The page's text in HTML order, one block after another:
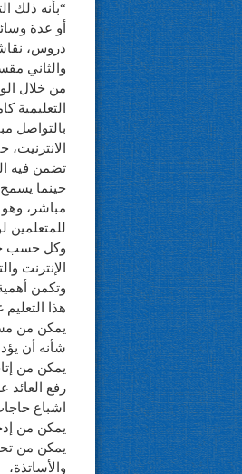
“بأنه ذلك
أو عدة
دروس،
والثاني
من خلال
بالتواصل
تضمن فيه
حينما يسمح
مباشر،
للمتعلمين
وكل حسب
الإنترنت
وتكمن
هذا
يمكن من
شأنه أن
يمكن من
رفع العائد
اشباع
يمكن من
يمكن من
والأساتذة،